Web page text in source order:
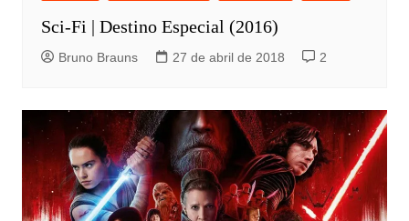
Sci-Fi | Destino Especial (2016)
Bruno Brauns 27 de abril de 2018 2